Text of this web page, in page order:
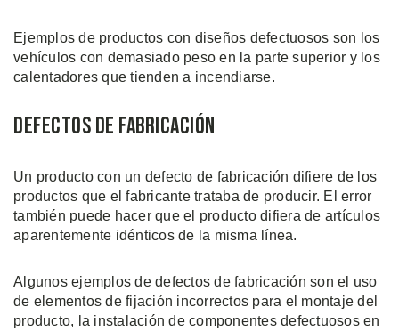
Ejemplos de productos con diseños defectuosos son los
vehículos con demasiado peso en la parte superior y los
calentadores que tienden a incendiarse.
Defectos de Fabricación
Un producto con un defecto de fabricación difiere de los
productos que el fabricante trataba de producir. El error
también puede hacer que el producto difiera de artículos
aparentemente idénticos de la misma línea.
Algunos ejemplos de defectos de fabricación son el uso
de elementos de fijación incorrectos para el montaje del
producto, la instalación de componentes defectuosos en